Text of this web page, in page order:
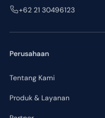
Perusahaan
Tentang Kami
Produk & Layanan
+62 21 30496123